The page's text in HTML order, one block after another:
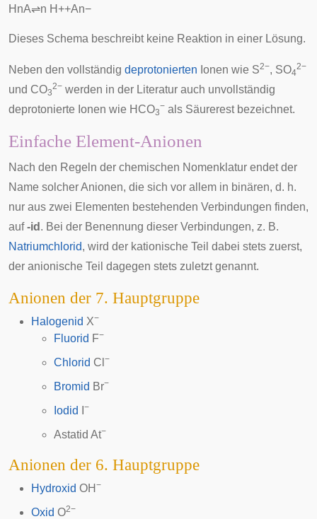
H nA⇌n H++An−
Dieses Schema beschreibt keine Reaktion in einer Lösung.
Neben den vollständig deprotonierten Ionen wie S2−, SO4
2−
und CO3
2− werden in der Literatur auch unvollständig
deprotonierte Ionen wie HCO3
− als Säurerest bezeichnet.
Einfache Element-Anionen
Nach den Regeln der chemischen Nomenklatur endet der
Name solcher Anionen, die sich vor allem in binären, d. h.
nur aus zwei Elementen bestehenden Verbindungen finden,
auf-id . Bei der Benennung dieser Verbindungen, z. B.
Natriumchlorid, wird der kationische Teil dabei stets zuerst,
der anionische Teil dagegen stets zuletzt genannt.
Anionen der 7. Hauptgruppe
Halogenid X−
Fluorid F−
Chlorid Cl −
Bromid Br−
Iodid −
Astatid At−
Anionen der 6. Hauptgruppe
Hydroxid OH −
Oxid O2−